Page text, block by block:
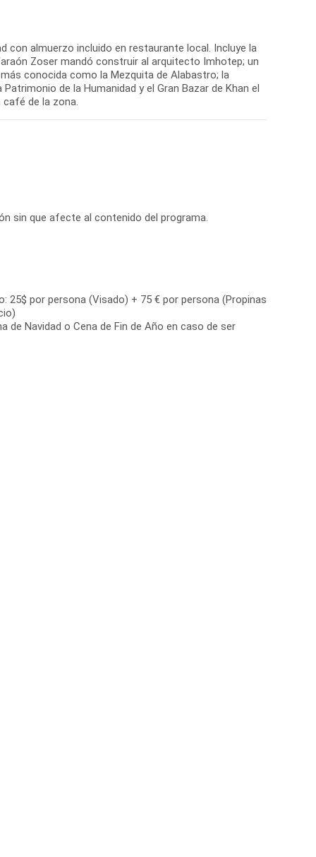
con almuerzo incluido en restaurante local. Incluye la
Zoser mandó construir al arquitecto Imhotep; un
conocida como la Mezquita de Alabastro; la
de la Humanidad y el Gran Bazar de Khan el
de la zona.
sin que afecte al contenido del programa.
25$ por persona (Visado) + 75 € por persona (Propinas
de Navidad o Cena de Fin de Año en caso de ser